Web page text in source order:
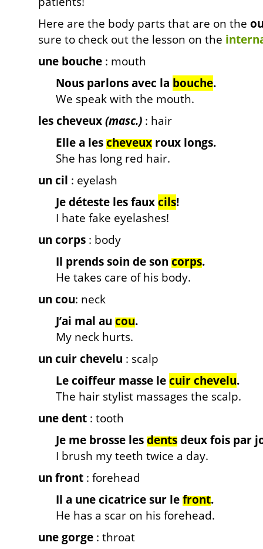
Here are the body parts that are on the
sure to check out the lesson on the
une bouche : mouth
Nous parlons avec la bouche.
We speak with the mouth.
les cheveux(masc.) : hair
Elle a lescheveux roux longs.
She has long red hair.
un cil : eyelash
Je déteste les fauxcils!
I hate fake eyelashes!
un corps : body
Il prends soin de son corps.
He takes care of his body.
un cou: neck
J’ai mal au cou.
My neck hurts.
un cuir chevelu : scalp
Le coiffeur masse lecuir chevelu.
The hair stylist massages the scalp.
une dent : tooth
Je me brosse lesdentsdeux fois par
I brush my teeth twice a day.
un front : forehead
Il a une cicatrice sur lefront.
He has a scar on his forehead.
une gorge : throat